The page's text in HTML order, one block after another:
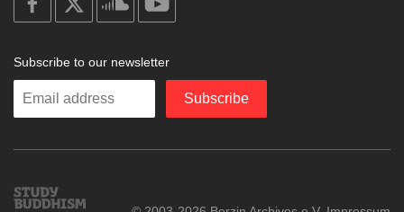
facebook
soundcloud
Subscribe to our newsletter
Enter
Subscribe
Study